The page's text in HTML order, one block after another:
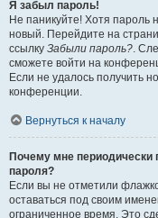
Я забыл пароль!
Не паникуйте! Хотя пароль
новый. Перейдите на
ссылку Забыли пароль?.
сможете войти на
Если не удалось получить
конференции.
Вернуться к началу
Почему мне периодически
пароля?
Если вы не отметили
оставаться под своим
ограниченное время. Это